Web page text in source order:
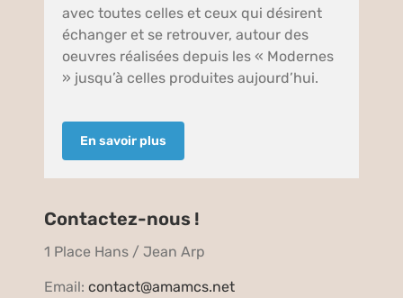
avec toutes celles et ceux qui désirent
échanger et se retrouver, autour des
oeuvres réalisées depuis les « Modernes
» jusqu’à celles produites aujourd’hui.
En savoir plus
Contactez-nous !
1 Place Hans / Jean Arp
Email:contact@amamcs.net